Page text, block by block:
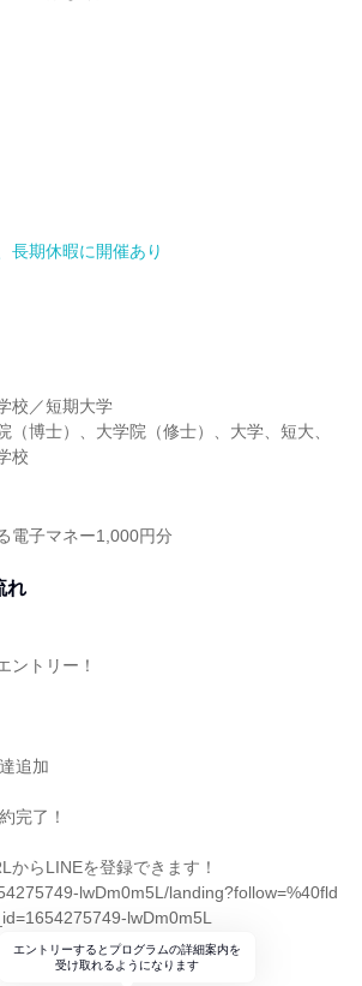
長期休暇に開催あり
校／短期大学
（博士）、大学院（修士）、大学、短大、
校
電子マネー1,000円分
れ
ントリー！
追加
完了！
からLINEを登録できます！
lwDm0m5L/landing?follow=%40fld
lwDm0m5L
エントリーするとプログラムの詳細案内を
受け取れるようになります